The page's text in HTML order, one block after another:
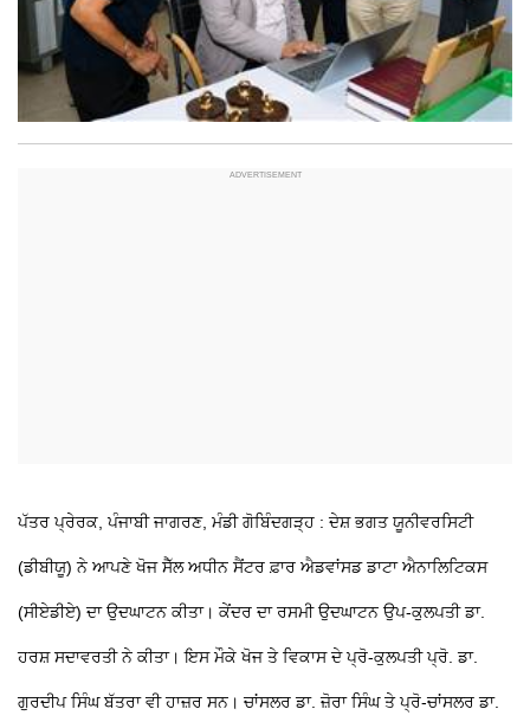
ਪੱਤਰ ਪ੍ਰੇਰਕ, ਪੰਜਾਬੀ ਜਾਗਰਣ, ਮੰਡੀ ਗੋਬਿੰਦਗੜ੍ਹ : ਦੇਸ਼ ਭਗਤ ਯੂਨੀਵਰਸਿਟੀ
(ਡੀਬੀਯੂ) ਨੇ ਆਪਣੇ ਖੋਜ ਸੈੱਲ ਅਧੀਨ ਸੈਂਟਰ ਫ਼ਾਰ ਐਡਵਾਂਸਡ ਡਾਟਾ ਐਨਾਲਿਟਿਕਸ
(ਸੀਏਡੀਏ) ਦਾ ਉਦਘਾਟਨ ਕੀਤਾ। ਕੇਂਦਰ ਦਾ ਰਸਮੀ ਉਦਘਾਟਨ ਉਪ-ਕੁਲਪਤੀ ਡਾ.
ਹਰਸ਼ ਸਦਾਵਰਤੀ ਨੇ ਕੀਤਾ। ਇਸ ਮੌਕੇ ਖੋਜ ਤੇ ਵਿਕਾਸ ਦੇ ਪ੍ਰੋ-ਕੁਲਪਤੀ ਪ੍ਰੋ. ਡਾ.
ਗੁਰਦੀਪ ਸਿੰਘ ਬੱਤਰਾ ਵੀ ਹਾਜ਼ਰ ਸਨ। ਚਾਂਸਲਰ ਡਾ. ਜ਼ੋਰਾ ਸਿੰਘ ਤੇ ਪ੍ਰੋ-ਚਾਂਸਲਰ ਡਾ.